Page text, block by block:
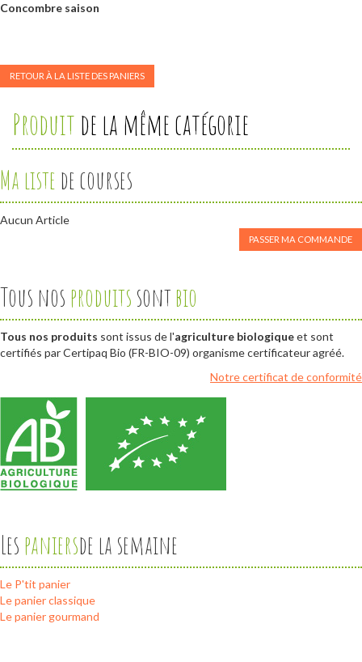
Concombre saison
RETOUR À LA LISTE DES PANIERS
Produitde la même catégorie
Ma liste de courses
Aucun Article
PASSER MA COMMANDE
Tous nos produits sontbio
Tous nos produits sont issus de l'agriculture biologiqueet sont
certifiés par Certipaq Bio (FR-BIO-09) organisme certificateur agréé.
Notre certificat de conformité
Les paniersde la semaine
Le P'tit panier
Le panier classique
Le panier gourmand